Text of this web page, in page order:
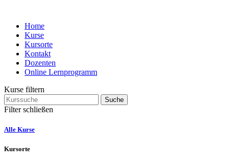
Home
Kurse
Kursorte
Kontakt
Dozenten
Online Lernprogramm
Kurse filtern
Suche
Filter schließen
Alle Kurse
Kursorte